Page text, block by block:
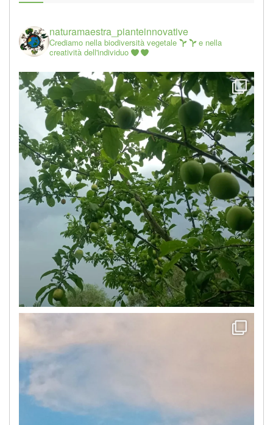
naturamaestra_pianteinnovative
Crediamo nella biodiversità vegetale
e nella
creatività dell'individuo